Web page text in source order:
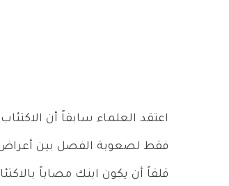
اعتقد العلماء سابقاً أن
فقط لصعوبة الفصل بين أعراض
قلقاً أن يكون ابنك مصاباً